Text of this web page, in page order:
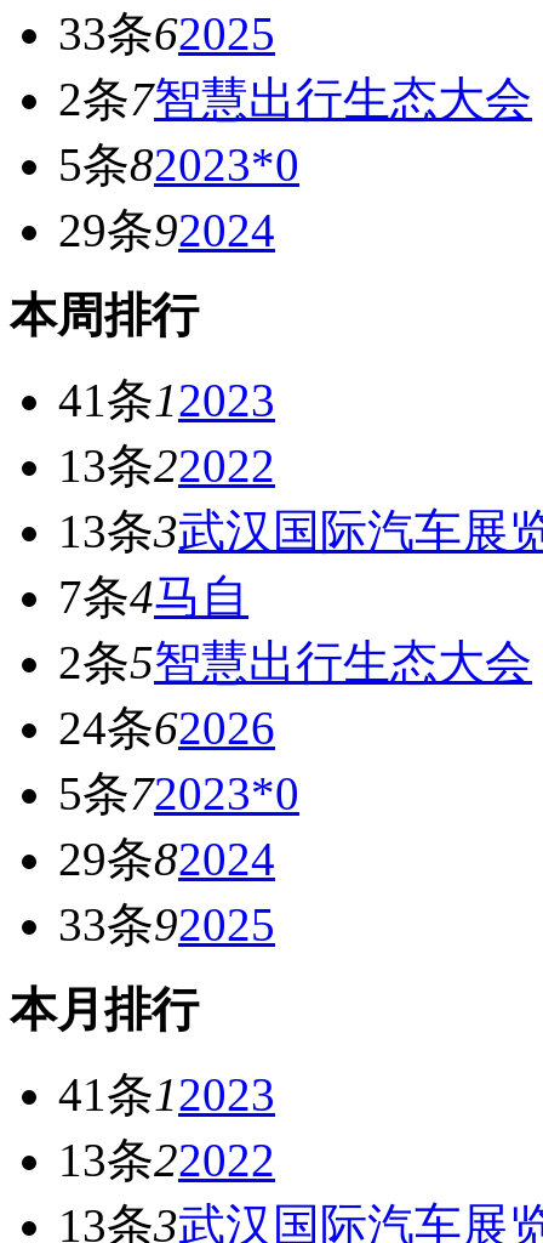
33条62025
2条7智慧出行生态大会
5条82023*0
29条92024
本周排行
41条12023
13条22022
13条3武汉国际汽车展
7条4马自
2条5智慧出行生态大会
24条62026
5条72023*0
29条82024
33条92025
本月排行
41条12023
13条22022
13条3武汉国际汽车展